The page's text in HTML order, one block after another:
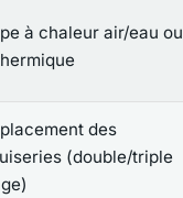
à chaleur air/eau ou
des
(double/triple